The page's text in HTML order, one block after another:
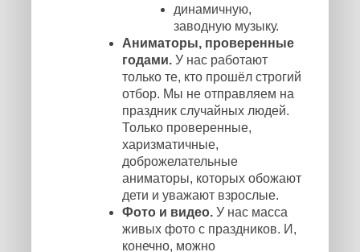
динамичную,
заводную музыку.
Аниматоры, проверенные
годами. У нас работают
только те, кто прошёл строгий
отбор. Мы не отправляем на
праздник случайных людей.
Только проверенные,
харизматичные,
доброжелательные
аниматоры, которых обожают
дети и уважают взрослые.
Фото и видео. У нас масса
живых фото с праздников. И,
конечно, можно